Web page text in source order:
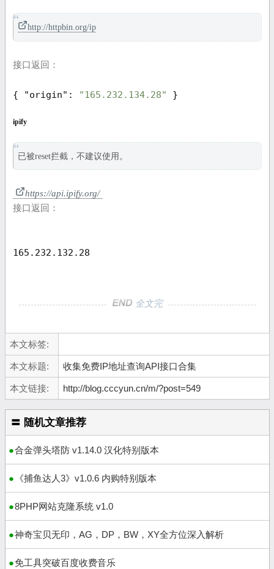
http://httpbin.org/ip
接口返回：
{ "origin" : "165.232.134.28" }
ipify
已被reset拦截，不建议使用。
https://api.ipify.org/
接口返回：
165 . 232 . 132 . 28
全文完
本文标签:
本文标题: 收集免费IP地址查询API接口合集
本文链接: http://blog.cccyun.cn/m/?post=549
〓 随机文章推荐
合金弹头塔防 v1.14.0 汉化特别版本
《捕鱼达人3》v1.0.6 内购特别版本
8PHP网站克隆系统 v1.0
神奇宝贝无印，AG，DP，BW，XY全方位深入解析
免工具突破百度收费音乐